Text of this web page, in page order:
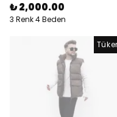
₺ 2,000.00
3 Renk 4 Beden